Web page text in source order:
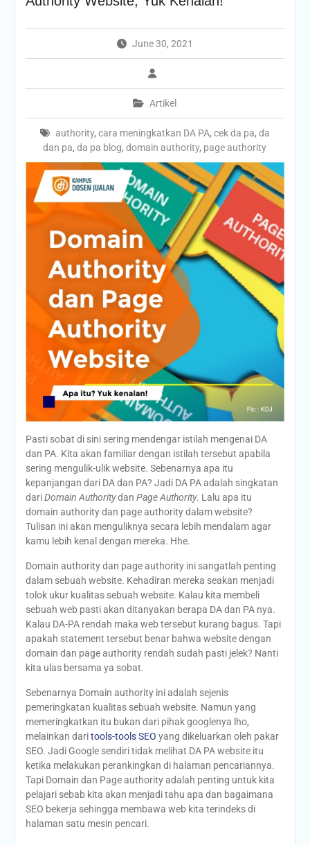
June 30, 2021
Artikel
authority, cara meningkatkan DA PA, cek da pa, da
dan pa,da pa blog,domain authority, page authority
Pasti sobat di sini sering mendengar istilah mengenai DA
dan PA. Kita akan familiar dengan istilah tersebut apabila
sering mengulik-ulik website. Sebenarnya apa itu
kepanjangan dari DA dan PA? Jadi DA PA adalah singkatan
dariDomain Authoritydan Page Authority. Lalu apa itu
domain authority dan page authority dalam website?
Tulisan ini akan menguliknya secara lebih mendalam agar
kamu lebih kenal dengan mereka. Hhe.
Domain authority dan page authority ini sangatlah penting
dalam sebuah website. Kehadiran mereka seakan menjadi
tolok ukur kualitas sebuah website. Kalau kita membeli
sebuah web pasti akan ditanyakan berapa DA dan PA nya.
Kalau DA-PA rendah maka web tersebut kurang bagus. Tapi
apakah statement tersebut benar bahwa website dengan
domain dan page authority rendah sudah pasti jelek? Nanti
kita ulas bersama ya sobat.
Sebenarnya Domain authority ini adalah sejenis
pemeringkatan kualitas sebuah website. Namun yang
memeringkatkan itu bukan dari pihak googlenya lho,
melainkan daritools-tools SEO yang dikeluarkan oleh pakar
SEO. Jadi Google sendiri tidak melihat DA PA website itu
ketika melakukan perankingkan di halaman pencariannya.
Tapi Domain dan Page authority adalah penting untuk kita
pelajari sebab kita akan menjadi tahu apa dan bagaimana
SEO bekerja sehingga membawa web kita terindeks di
halaman satu mesin pencari.